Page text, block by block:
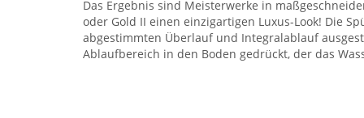
Das Ergebnis sind Meisterwerke in
oder Gold II einen einzigartigen Luxus-Look! Die
abgestimmten Überlauf und Integralablauf
Ablaufbereich in den Boden gedrückt, der das